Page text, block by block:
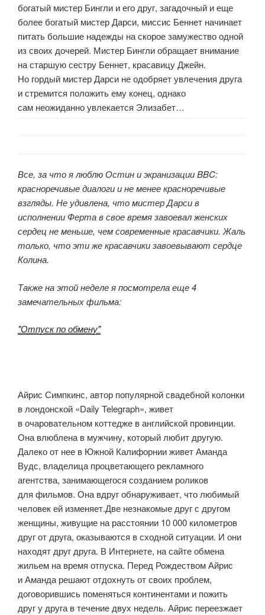
богатый мистер Бингли и его друг, загадочный и еще
более богатый мистер Дарси, миссис Беннет начинает
питать большие надежды на скорое замужество одной
из своих дочерей. Мистер Бингли обращает внимание
на старшую сестру Беннет, красавицу Джейн.
Но гордый мистер Дарси не одобряет увлечения друга
и стремится положить ему конец, однако
сам неожиданно увлекается Элизабет…
Все, за что я люблю Остин и экранизации BBC:
красноречивые диалоги и не менее красноречивые
взгляды. Не удивлена, что мистер Дарси в
исполнении Ферта в свое время завоевал женских
сердец не меньше, чем современные красавчики. Жаль
только, что эти же красавчики завоевывают сердце
Колина.
Также на этой неделе я посмотрела еще 4
замечательных фильма:
"Отпуск по обмену"
Айрис Симпкинс, автор популярной свадебной колонки
в лондонской «Daily Telegraph», живет
в очаровательном коттедже в английской провинции.
Она влюблена в мужчину, который любит другую.
Далеко от нее в Южной Калифорнии живет Аманда
Вудс, владелица процветающего рекламного
агентства, занимающегося созданием роликов
для фильмов. Она вдруг обнаруживает, что любимый
человек ей изменяет.Две незнакомые друг с другом
женщины, живущие на расстоянии 10 000 километров
друг от друга, оказываются в сходной ситуации. И они
находят друг друга. В Интернете, на сайте обмена
жильем на время отпуска. Перед Рождеством Айрис
и Аманда решают отдохнуть от своих проблем,
договорившись поменяться континентами и пожить
друг у друга в течение двух недель. Айрис переезжает